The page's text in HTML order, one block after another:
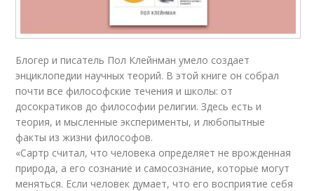
Блогер и писатель Пол Клейнман умело создает
энциклопедии научных теорий. В этой книге он собрал
почти все философские течения и школы: от
досократиков до философии религии. Здесь есть и
теория, и мысленные эксперименты, и любопытные
факты из жизни философов.
«Сартр считал, что человека определяет не врожденная
природа, а его сознание и самосознание, которые могут
меняться. Если человек думает, что его восприятие себя